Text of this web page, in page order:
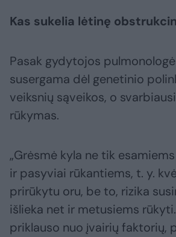
Kas sukelia lėtinę
Pasak gydytojos
susergama dėl genetinio
veiksnių sąveikos, o
rūkymas.
„Grėsmė kyla ne tik
ir pasyviai rūkantiems, t. y.
prirūkytu oru, be to, rizika
išlieka net ir metusiems
priklauso nuo įvairių faktorių,